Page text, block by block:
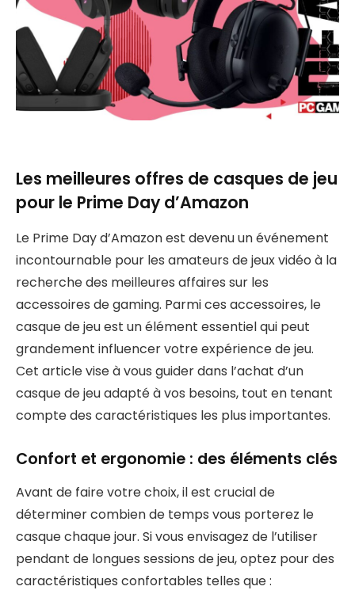
Les meilleures offres de casques de jeu
pour le Prime Day d’Amazon
Le Prime Day d’Amazon est devenu un événement
incontournable pour les amateurs de jeux vidéo à la
recherche des meilleures affaires sur les
accessoires de gaming. Parmi ces accessoires, le
casque de jeu est un élément essentiel qui peut
grandement influencer votre expérience de jeu.
Cet article vise à vous guider dans l’achat d’un
casque de jeu adapté à vos besoins, tout en tenant
compte des caractéristiques les plus importantes.
Confort et ergonomie : des éléments clés
Avant de faire votre choix, il est crucial de
déterminer combien de temps vous porterez le
casque chaque jour. Si vous envisagez de l’utiliser
pendant de longues sessions de jeu, optez pour des
caractéristiques confortables telles que :